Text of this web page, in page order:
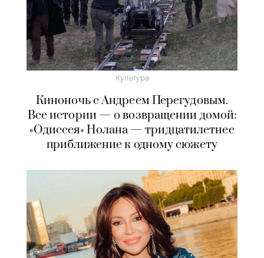
Культура
Киноночь с Андреем Перегудовым.
Все истории — о возвращении домой:
«Одиссея» Нолана — тридцатилетнее
приближение к одному сюжету